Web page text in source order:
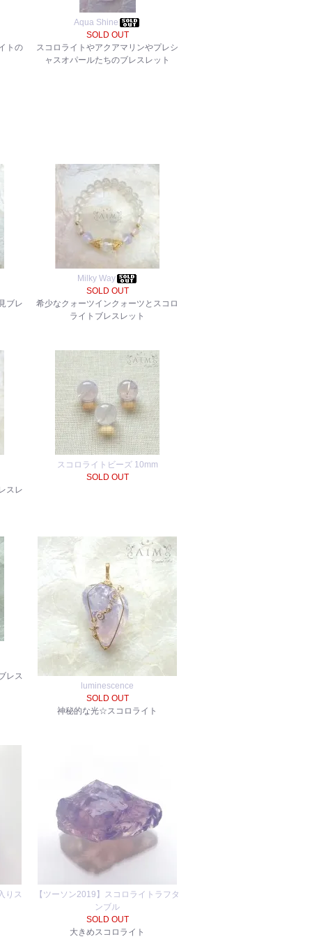
トの
Aqua Shine
SOLD OUT
スコロライトやアクアマリンやプレシ
ャスオパールたちのブレスレット
ブレ
Milky Way
SOLD OUT
希少なクォーツインクォーツとスコロ
ライトブレスレット
スレ
スコロライトビーズ 10mm
SOLD OUT
レス
luminescence
SOLD OUT
神秘的な光☆スコロライト
りス
【ツーソン2019】スコロライトラフタ
ンブル
SOLD OUT
大きめスコロライト